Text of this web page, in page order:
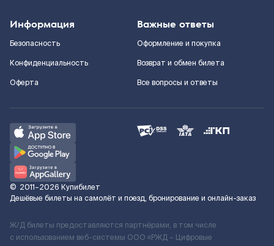
Информация
Безопасность
Конфиденциальность
Оферта
Важные ответы
Оформление и покупка
Возврат и обмен билета
Все вопросы и ответы
© 2011–2026 Купибилет
Дешёвые билеты на самолёт и поезд, бронирование и онлайн-заказ
Ж/Д билеты предоставляются партнёрами, в том числе
с использованием веб-системы ООО «РЖД – Цифровые